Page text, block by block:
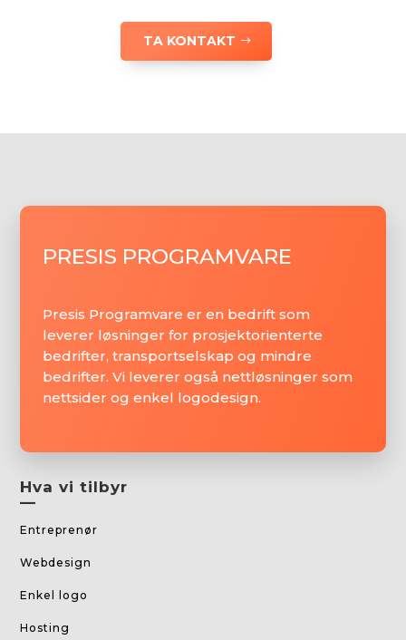
TA KONTAKT
PRESIS PROGRAMVARE
Presis Programvare er en bedrift som
leverer løsninger for prosjektorienterte
bedrifter, transportselskap og mindre
bedrifter. Vi leverer også nettløsninger som
nettsider og enkel logodesign.
Hva vi tilbyr
—
Entreprenør
Webdesign
Enkel logo
Hosting